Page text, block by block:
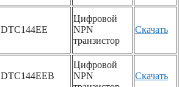
DTC144EE
Цифровой
NPN
транзистор
Скачать
DTC144EEB
Цифровой
NPN
Скачать